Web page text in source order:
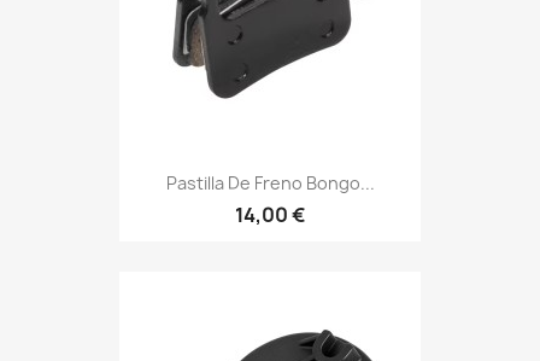
Pastilla De Freno Bongo...
14,00 €